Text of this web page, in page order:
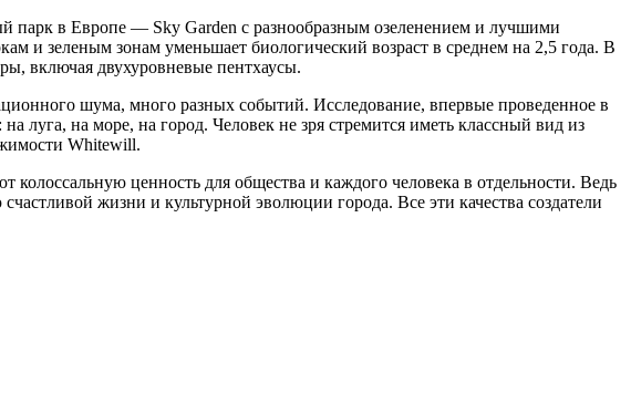
в Европе — Sky Garden с разнообразным озеленением и лучшими
и зеленым зонам уменьшает биологический возраст в среднем на 2,5 года. В
включая двухуровневые пентхаусы.
шума, много разных событий. Исследование, впервые проведенное в
луга, на море, на город. Человек не зря стремится иметь классный вид из
Whitewill.
ценность для общества и каждого человека в отдельности. Ведь
жизни и культурной эволюции города. Все эти качества создатели